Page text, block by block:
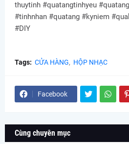
thuytinh #quatangtinhyeu
#tinhnhan #quatang #kyniem
#DIY
Tags: CỬA HÀNG HỘP NHẠC
Facebook
Cùng chuyên mục